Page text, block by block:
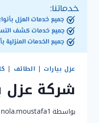
عزل بيارات | الطائف |
شركة عزل
بواسطة nola.moustafa1